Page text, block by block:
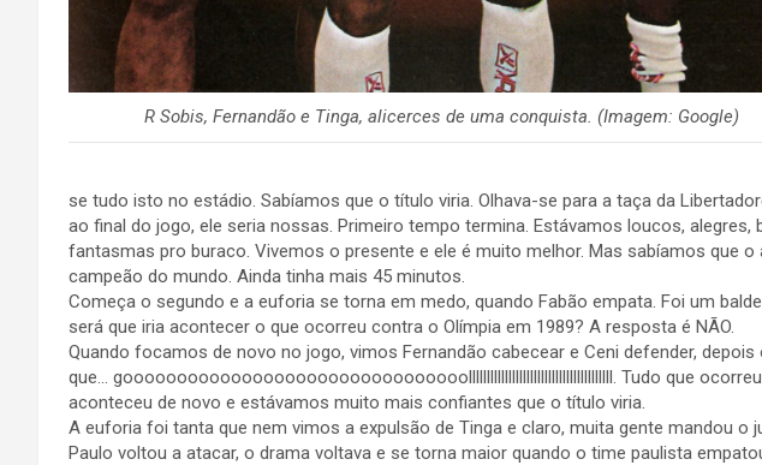
R Sobis, Fernandão e Tinga, alicerces de uma conquista. (Imagem: Google)
se tudo isto no estádio. Sabíamos que o título viria. Olhava-se para a taça da
ao final do jogo, ele seria nossas. Primeiro tempo termina. Estávamos loucos,
fantasmas pro buraco. Vivemos o presente e ele é muito melhor. Mas sabíamos que o
campeão do mundo. Ainda tinha mais 45 minutos.
Começa o segundo e a euforia se torna em medo, quando Fabão empata. Foi um
será que iria acontecer o que ocorreu contra o Olímpia em 1989? A resposta é NÃO.
Quando focamos de novo no jogo, vimos Fernandão cabecear e Ceni defender,
que… goooooooooooooooooooooooooooooooollllllllllllllllllllllllllllllllllllllll. Tudo que
aconteceu de novo e estávamos muito mais confiantes que o título viria.
A euforia foi tanta que nem vimos a expulsão de Tinga e claro, muita gente mandou o
Paulo voltou a atacar, o drama voltava e se torna maior quando o time paulista